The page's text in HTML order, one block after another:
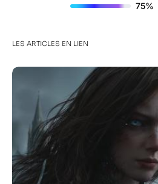
75%
LES ARTICLES EN LIEN